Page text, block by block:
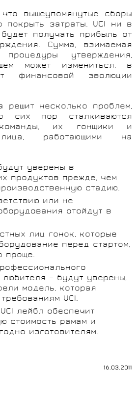
вышеупомянутые сборы
покрыть затраты. UCI ни в
получать прибыль от
Сумма, взимаемая
утверждения,
может измениться, в
финансовой эволюции
решит несколько проблем,
сих пор сталкиваются
команды, их гонщики и
работающими на
уверены в
продуктов прежде, чем
стадию.
или не
отойдут в
лиц гонок, которые
перед стартом,
проще.
– будут уверены,
модель, которая
UCI.
лейбл обеспечит
стоимость рамам и
изготовителям.
16.03.2011